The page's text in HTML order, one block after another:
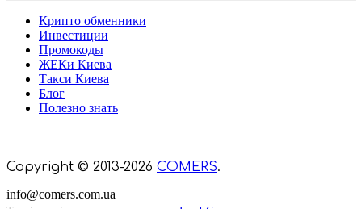
Крипто обменники
Инвестиции
Промокоды
ЖЕКи Киева
Такси Киева
Блог
Полезно знать
Copyright © 2013-2026 COMERS.
info@comers.com.ua